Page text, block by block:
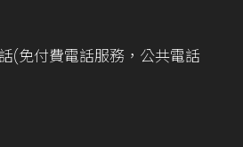
(免付費電話服務，公共電話